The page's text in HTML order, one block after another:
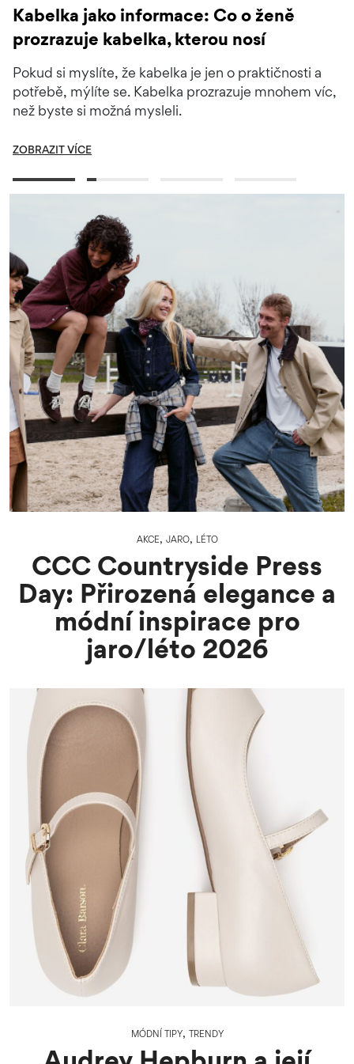
Kabelka jako informace: Co o ženě
prozrazuje kabelka, kterou nosí
Pokud si myslíte, že kabelka je jen o praktičnosti a
potřebě, mýlíte se. Kabelka prozrazuje mnohem víc,
než byste si možná mysleli.
ZOBRAZIT VÍCE
AKCE, JARO, LÉTO
CCC Countryside Press
Day: Přirozená elegance a
módní inspirace pro
jaro/léto 2026
MÓDNÍ TIPY, TRENDY